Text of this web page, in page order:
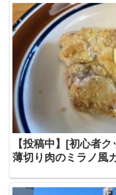
【投稿中】[初心者
薄切り肉のミラノ風